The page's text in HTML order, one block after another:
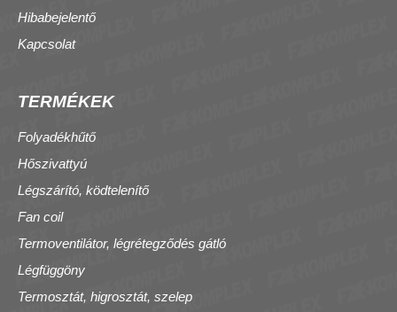
Hibabejelentő
Kapcsolat
TERMÉKEK
Folyadékhűtő
Hőszivattyú
Légszárító, ködtelenítő
Fan coil
Termoventilátor, légrétegződés gátló
Légfüggöny
Termosztát, higrosztát, szelep